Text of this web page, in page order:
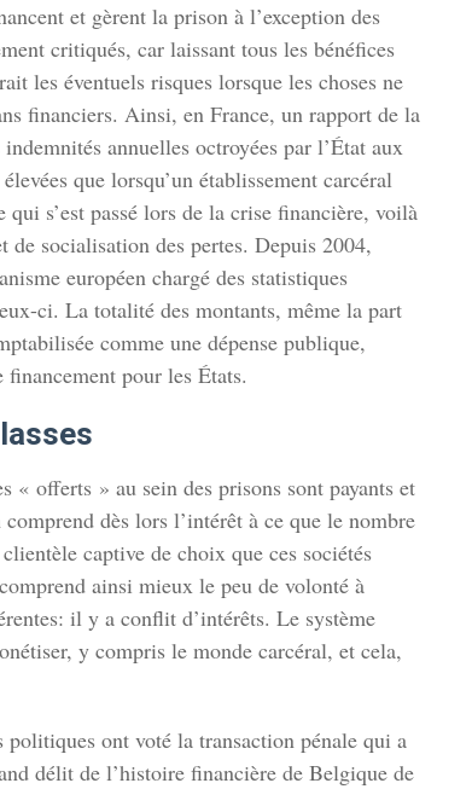
et gèrent la prison à l’exception des
critiqués, car laissant tous les bénéfices
les éventuels risques lorsque les choses ne
financiers. Ainsi, en France, un rapport de la
annuelles octroyées par l’État aux
que lorsqu’un établissement carcéral
s’est passé lors de la crise financière, voilà
socialisation des pertes. Depuis 2004,
européen chargé des statistiques
ci. La totalité des montants, même la part
comme une dépense publique,
pour les États.
« offerts » au sein des prisons sont payants et
dès lors l’intérêt à ce que le nombre
captive de choix que ces sociétés
ainsi mieux le peu de volonté à
il y a conflit d’intérêts. Le système
y compris le monde carcéral, et cela,
ont voté la transaction pénale qui a
délit de l’histoire financière de Belgique de